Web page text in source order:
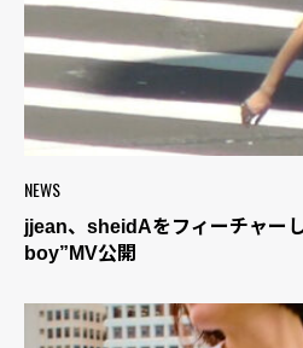
NEWS
jjean、sheidAをフィーチャー
boy”MV公開